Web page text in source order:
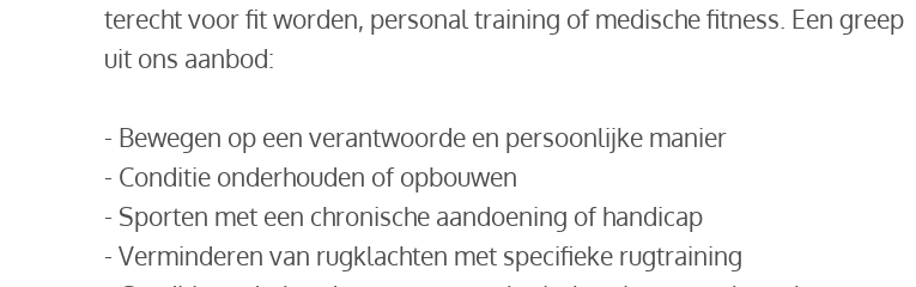
terecht voor fit worden, personal training of medische fitness. Een greep
uit ons aanbod:
- Bewegen op een verantwoorde en persoonlijke manier
- Conditie onderhouden of opbouwen
- Sporten met een chronische aandoening of handicap
- Verminderen van rugklachten met specifieke rugtraining